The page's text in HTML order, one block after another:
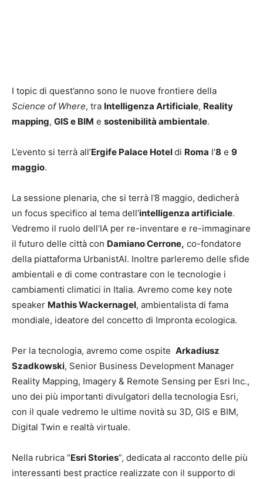
I topic di quest’anno sono le nuove frontiere della
Science of Where, tra Intelligenza Artificiale, Reality
mapping, GIS e BIM e sostenibilità ambientale.
L’evento si terrà all’Ergife Palace Hoteldi Roma l’8 e 9
maggio.
La sessione plenaria, che si terrà l’8 maggio, dedicherà
un focus specifico al tema dell’intelligenza artificiale.
Vedremo il ruolo dell’IA per re-inventare e re-immaginare
il futuro delle città con Damiano Cerrone, co-fondatore
della piattaforma UrbanistAI. Inoltre parleremo delle sfide
ambientali e di come contrastare con le tecnologie i
cambiamenti climatici in Italia. Avremo come key note
speaker Mathis Wackernagel, ambientalista di fama
mondiale, ideatore del concetto di Impronta ecologica.
Per la tecnologia, avremo come ospite Arkadiusz
Szadkowski, Senior Business Development Manager
Reality Mapping, Imagery & Remote Sensing per Esri Inc.,
uno dei più importanti divulgatori della tecnologia Esri,
con il quale vedremo le ultime novità su 3D, GIS e BIM,
Digital Twin e realtà virtuale.
Nella rubrica “Esri Stories”, dedicata al racconto delle più
interessanti best practice realizzate con il supporto di